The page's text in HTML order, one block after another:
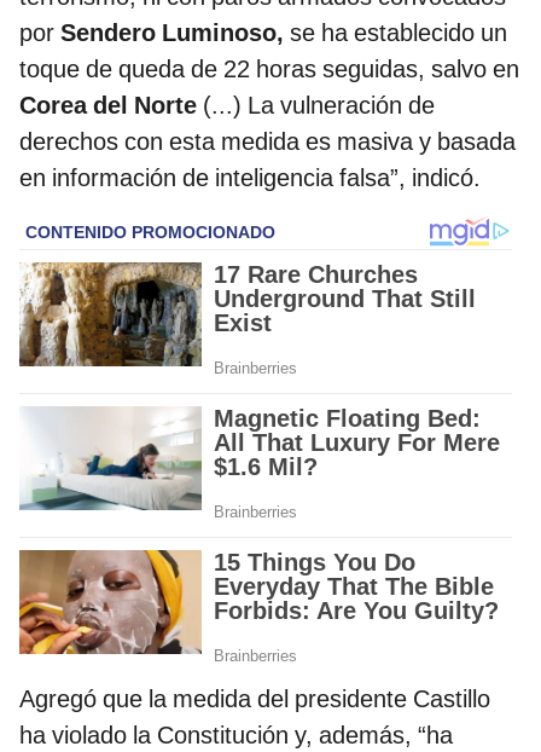
por Sendero Luminoso, se ha establecido un
toque de queda de 22 horas seguidas, salvo en
Corea del Norte (...) La vulneración de
derechos con esta medida es masiva y basada
en información de inteligencia falsa”, indicó.
Agregó que la medida del presidente Castillo
ha violado la Constitución y, además, “ha